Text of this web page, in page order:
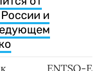
и
к ENTSO-E